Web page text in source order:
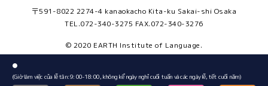
〒591-8022 2274-4 kanaokacho Kita-ku Sakai-shi Osaka
TEL.072-340-3275 FAX.072-340-3276
© 2020 EARTH Institute of Language.
●
(Giờ làm việc của lễ tân: 9: 00-18: 00, không kể ngày nghỉ cuối tuần và các ngày lễ, tết ​​cuối năm)